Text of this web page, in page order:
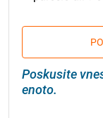
Poskusite
enoto.